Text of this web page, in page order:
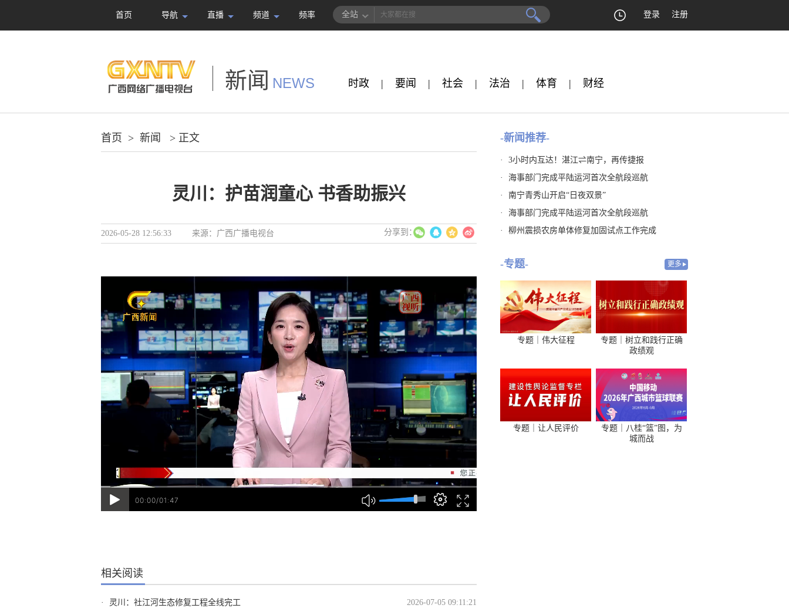
首页 导航 直播 频道 频率 全站 登录 注册
新闻 NEWS 时政 | 要闻 | 社会 | 法治 | 体育 | 财经
首页 > 新闻 > 正文
灵川：护苗润童心 书香助振兴
2026-05-28 12:56:33 来源： 广西广播电视台
00:00/01:47
相关阅读
· 灵川：社江河生态修复工程全线完工
2026-07-05 09:11:21
-新闻推荐-
·
3小时内互达！湛江⇌南宁，再传捷报
·
海事部门完成平陆运河首次全航段巡航
·
南宁青秀山开启“日夜双景”
·
海事部门完成平陆运河首次全航段巡航
·
柳州震损农房单体修复加固试点工作完成
-专题- 更多
专题｜伟大征程
专题｜树立和践行正确
政绩观
专题｜让人民评价
专题｜八桂“篮”图，为
城而战